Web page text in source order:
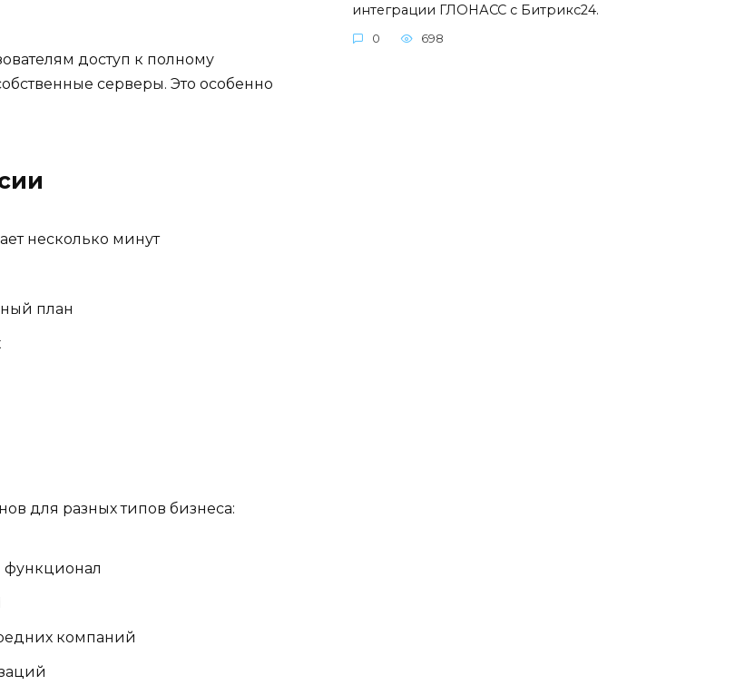
доступ к полному
серверы. Это особенно
несколько минут
план
для разных типов бизнеса:
функционал
компаний
интеграции ГЛОНАСС с Битрикс24.
0 698